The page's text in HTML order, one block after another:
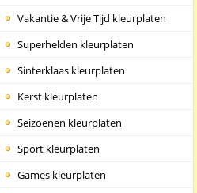
Vakantie & Vrije Tijd kleurplaten
Superhelden kleurplaten
Sinterklaas kleurplaten
Kerst kleurplaten
Seizoenen kleurplaten
Sport kleurplaten
Games kleurplaten